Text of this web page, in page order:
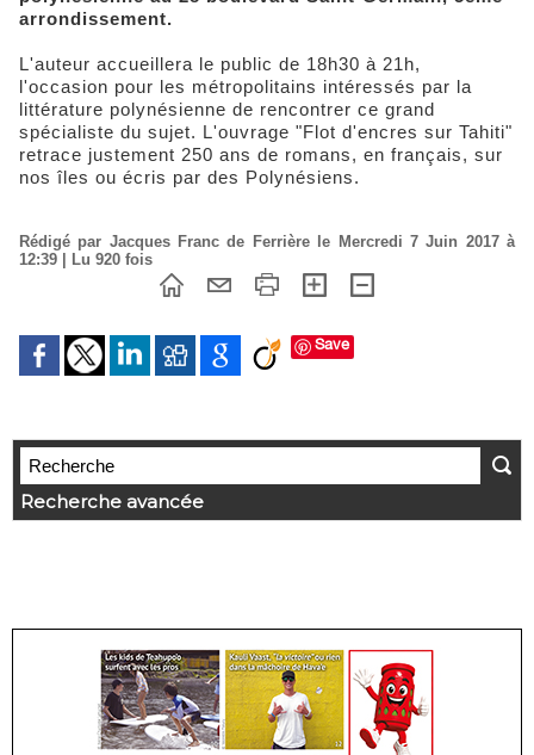
arrondissement.
L'auteur accueillera le public de 18h30 à 21h,
l'occasion pour les métropolitains intéressés par la
littérature polynésienne de rencontrer ce grand
spécialiste du sujet. L'ouvrage "Flot d'encres sur Tahiti"
retrace justement 250 ans de romans, en français, sur
nos îles ou écris par des Polynésiens.
Rédigé par Jacques Franc de Ferrière le Mercredi 7 Juin 2017 à
12:39 | Lu 920 fois
Save
Recherche avancée